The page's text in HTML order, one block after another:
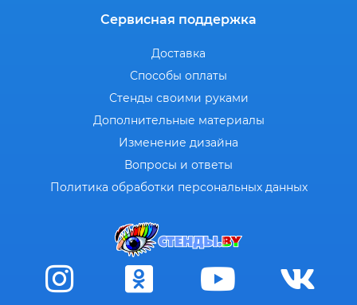
Сервисная поддержка
Доставка
Способы оплаты
Стенды своими руками
Дополнительные материалы
Изменение дизайна
Вопросы и ответы
Политика обработки персональных данных